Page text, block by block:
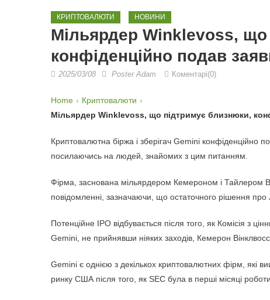
КРИПТОВАЛЮТИ НОВИНИ
Мільярдер Winklevoss,
конфіденційно подав
2025/03/08 Poster Adam Коментарі(0)
Home
Криптовалюти
Мільярдер Winklevoss, що підтримує близнюки,
Криптовалютна біржа і зберігач Gemini конфіденційно
посилаючись на людей, знайомих з цим питанням.
Фірма, заснована мільярдером Кемероном і Тайлером
повідомленні, зазначаючи, що остаточного рішення про
Потенційне IPO відбувається після того, як Комісія з
Gemini, не прийнявши ніяких заходів, Кемерон
Gemini є однією з декількох криптовалютних фірм, які
ринку США після того, як SEC була в перші місяці роботи